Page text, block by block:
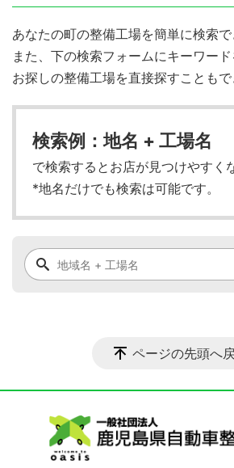
あなたの町の整備工場を簡単に検索
また、下の検索フォームにキーワード
お探しの整備工場を直接探すこともで
検索例：地名 + 工場名
で検索するとお店が見つけやすく
*地名だけでも検索は可能です。
ページの先頭へ